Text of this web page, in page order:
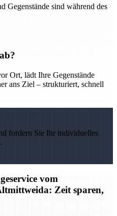
Gegenstände sind während des
Ort, lädt Ihre Gegenstände
ans Ziel – strukturiert, schnell
fordern Sie Ihr individuelles
vom
Zeit sparen,